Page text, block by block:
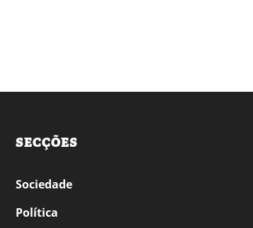
SECÇÕES
Sociedade
Política